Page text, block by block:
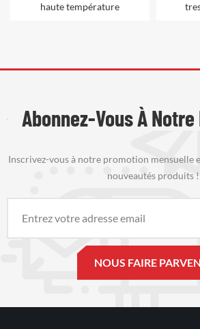
haute température
Abonnez-Vous À
Inscrivez-vous à notre promotion mensuelle
nouveautés produits !